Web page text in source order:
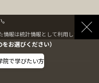
報は統計情報として利用します。
お選びください）
院で学びたい方